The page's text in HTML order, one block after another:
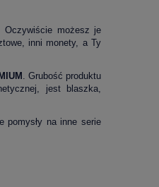
Oczywiście możesz je
inni monety, a Ty
. Grubość produktu
jest blaszka,
pomysły na inne serie